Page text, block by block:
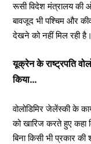
रूसी विदेश मंत्रालय की
बावजूद भी पश्चिम और
देखने को नहीं मिल रही है।
यूक्रेन के राष्ट्रपति
किया…
वोलोडिमिर जेलेंस्की के
को खारिज करते हुए कहा
बिना किसी भी प्रकार